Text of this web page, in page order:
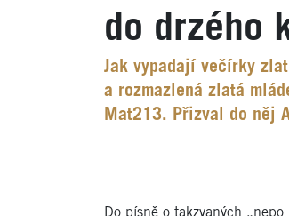
do drzého
Jak vypadají večírky
a rozmazlená zlatá
Mat213. Přizval do něj
Do písně o takzvaných